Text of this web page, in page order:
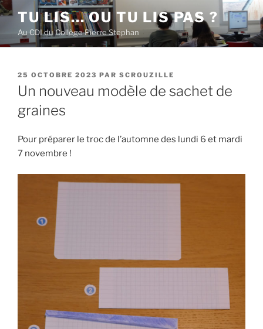
Aller
contenu
principal
TU LIS… OU TU LIS PAS ?
Au CDI du Collège Pierre Stephan
PUBLIÉ
LE
25 OCTOBRE 2023 PAR SCROUZILLE
Un nouveau modèle de sachet de
graines
Pour préparer le troc de l’automne des lundi 6 et mardi
7 novembre !